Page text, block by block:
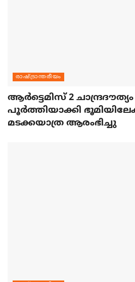
രാഷ്ട്രാന്തരീയം
ആര്‍ട്ടെമിസ് 2
പൂര്‍ത്തിയാക്കി
മടക്കയാത്ര ആരംഭിച്ചു